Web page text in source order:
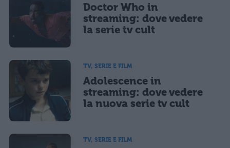
Doctor Who in
streaming: dove vedere
la serie tv cult
TV, SERIE E FILM
Adolescence in
streaming: dove vedere
la nuova serie tv cult
TV, SERIE E FILM